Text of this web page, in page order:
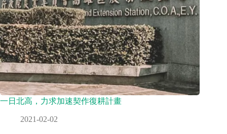
一日北高，力求加速契作復耕計畫
2021-02-02